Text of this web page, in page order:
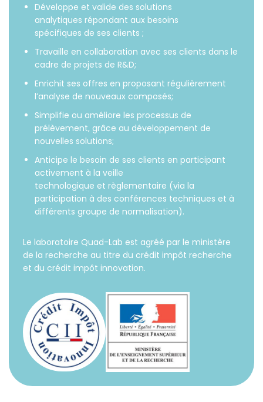
Développe et valide des solutions
analytiques répondant aux besoins
spécifiques de ses clients ;
Travaille en collaboration avec ses clients dans le
cadre de projets de R&D;
Enrichit ses offres en proposant régulièrement
l’analyse de nouveaux composés;
Simplifie ou améliore les processus de
prélèvement, grâce au développement de
nouvelles solutions;
Anticipe le besoin de ses clients en participant
activement à la veille
technologique et règlementaire (via la
participation à des conférences techniques et à
différents groupe de normalisation).
Le laboratoire Quad-Lab est agréé par le ministère
de la recherche au titre du crédit impôt recherche
et du crédit impôt innovation.